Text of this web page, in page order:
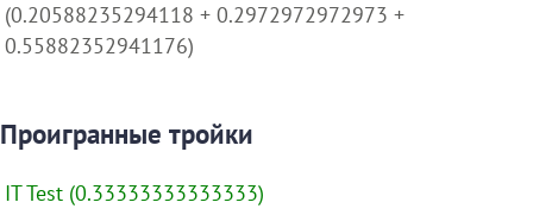
(0.20588235294118 + 0.2972972972973 +
0.55882352941176)
Проигранные тройки
IT Test (0.33333333333333)